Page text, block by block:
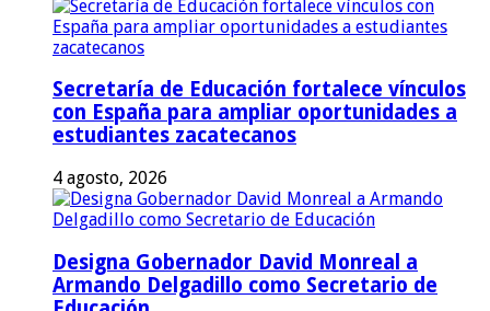
Secretaría de Educación fortalece vínculos
con España para ampliar oportunidades a
estudiantes zacatecanos
4 agosto, 2026
Designa Gobernador David Monreal a
Armando Delgadillo como Secretario de